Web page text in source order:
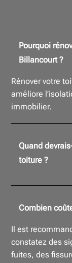
Pourquoi
Billancourt ?
Rénover votre
améliore
immobilier.
Quand
toiture ?
Combien
Il est
constatez des
fuites, des